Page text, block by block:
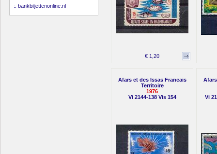
:. bankbiljettenonline.nl
€ 1,20
Afars et des Issas Francais
Territoire
1976
Vi 2144-138 Vis 154
Vi